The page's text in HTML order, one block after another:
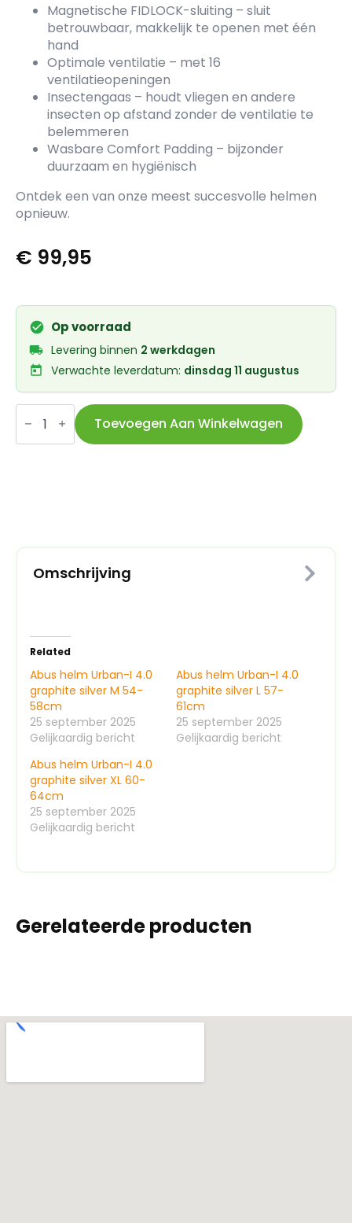
Magnetische FIDLOCK-sluiting – sluit
betrouwbaar, makkelijk te openen met één
hand
Optimale ventilatie – met 16
ventilatieopeningen
Insectengaas – houdt vliegen en andere
insecten op afstand zonder de ventilatie te
belemmeren
Wasbare Comfort Padding – bijzonder
duurzaam en hygiënisch
Ontdek een van onze meest succesvolle helmen
opnieuw.
€ 99,95
Op voorraad
Levering binnen 2 werkdagen
Verwachte leverdatum: dinsdag 11 augustus
Abus
helm
Urban-
I
Toevoegen Aan Winkelwagen
Omschrijving
Related
Abus helm Urban-I 4.0
graphite silver M 54-
58cm
25 september 2025
Gelijkaardig bericht
Abus helm Urban-I 4.0
graphite silver L 57-
61cm
25 september 2025
Gelijkaardig bericht
Abus helm Urban-I 4.0
graphite silver XL 60-
64cm
25 september 2025
Gelijkaardig bericht
Gerelateerde producten